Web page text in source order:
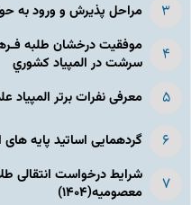
مراحل پذیرش و ورود به
موفقیت درخشان طلبه
سرشت در المپياد كشوري
معرفی نفرات برتر المپیاد
گردهمایی اساتید پایه
شرایط درخواست
معصومیه(۱۴۰۴)